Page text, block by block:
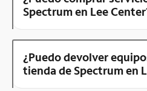
Spectrum en Lee
¿Puedo devolver
tienda de Spectrum en